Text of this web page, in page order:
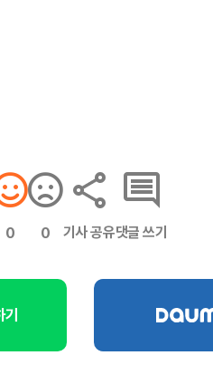
0 0 기사 공유댓글 쓰기
기